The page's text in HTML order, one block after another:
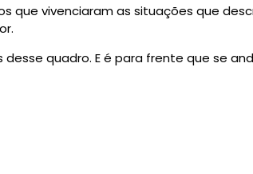
que vivenciaram as situações que
quadro. E é para frente que se